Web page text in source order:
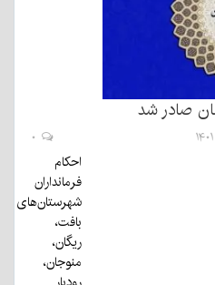
احکام
فرمانداران
شهرستان‌های
بافت،
ریگان،
منوجان،